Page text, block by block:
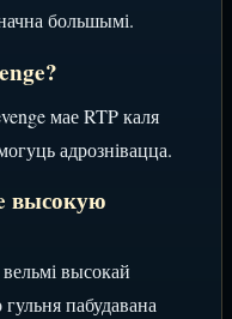
большымі.
мае RTP каля
адрознівацца.
высокую
высокай
пабудавана